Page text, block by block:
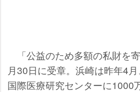
「公益のため多額の私財を
月30日に受章。浜崎は昨年4
国際医療研究センターに1000